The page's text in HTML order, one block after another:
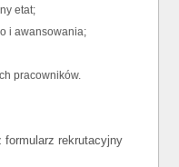
etat;
i awansowania;
pracowników.
formularz rekrutacyjny